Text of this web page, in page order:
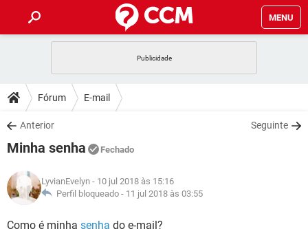
MENU
CELULAR
OUTLOOK
INSTAGRAM
GUIA DE COMPRAS
DICAS
JOGOS
INSTAGRAM GMAIL
DOWNLOADS
JOGOS
CELULAR
OUTLOOK EXCEL
INSTAGRAM
JOGOS WHATSAPP
GLOSSÁRIO
Fórum E-mail
Anterior Seguinte
Minha senha Fechado
LyvianEvelyn - 10 jul 2018 às 15:16
Perfil bloqueado - 11 jul 2018 às 03:55
Como é minha senha do e-mail?